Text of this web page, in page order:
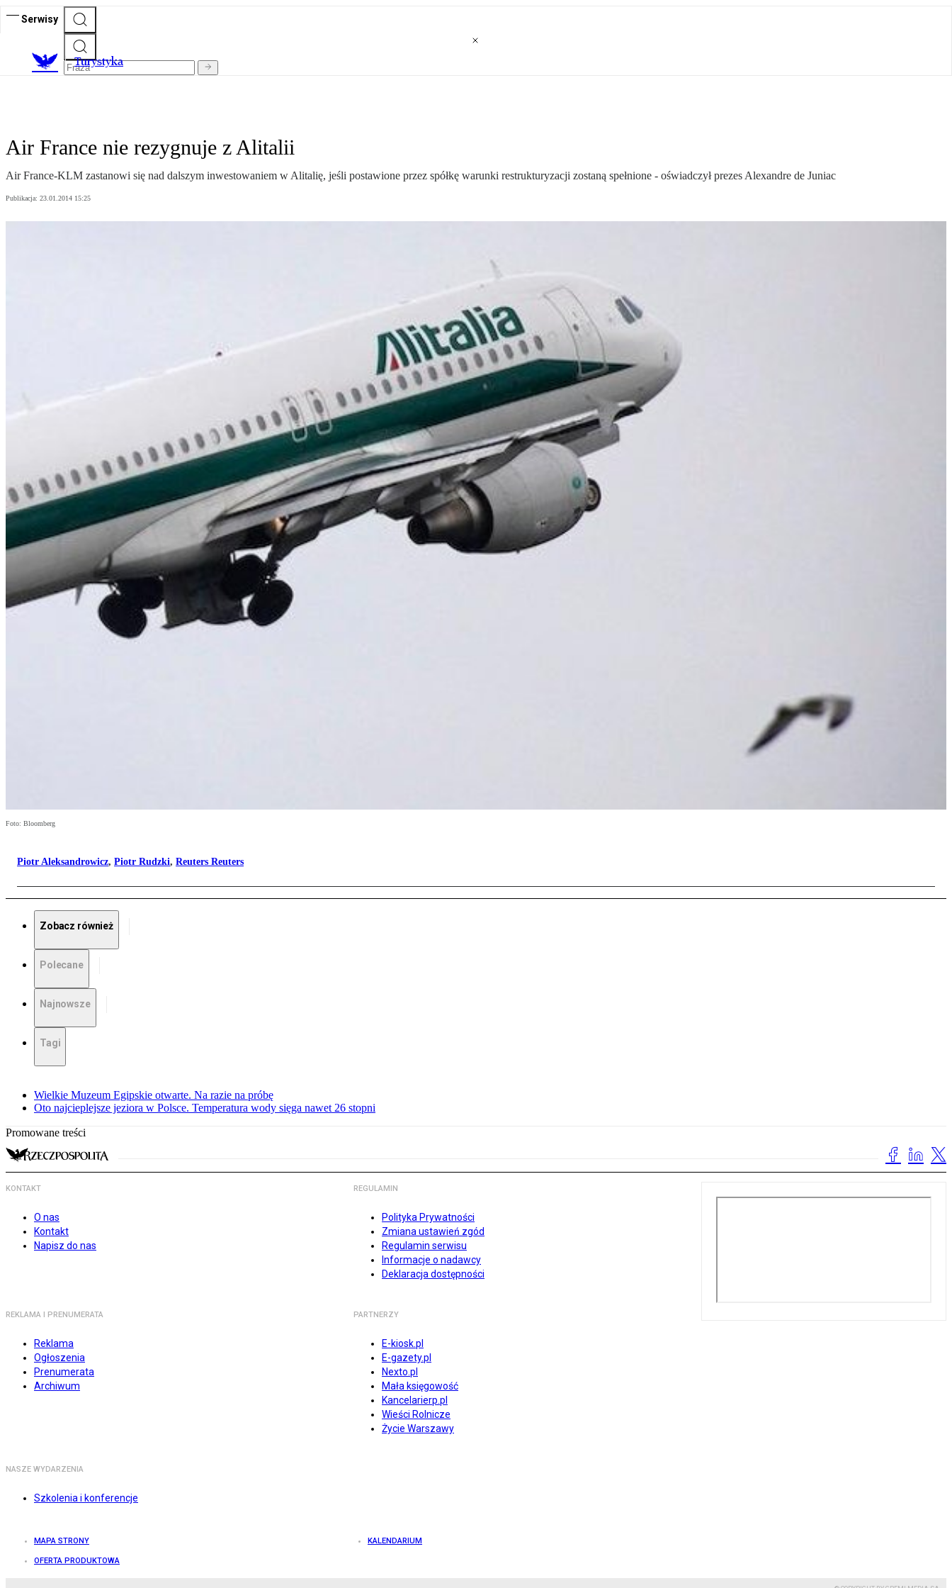
Serwisy
Turystyka
Air France nie rezygnuje z Alitalii
Air France-KLM zastanowi się nad dalszym inwestowaniem w Alitalię, jeśli postawione przez spółkę warunki restrukturyzacji zostaną spełnione - oświadczył prezes Alexandre de Juniac
Publikacja: 23.01.2014 15:25
Foto: Bloomberg
Piotr Aleksandrowicz, Piotr Rudzki, Reuters Reuters
Zobacz również
Polecane
Najnowsze
Tagi
Wielkie Muzeum Egipskie otwarte. Na razie na próbę
Oto najcieplejsze jeziora w Polsce. Temperatura wody sięga nawet 26 stopni
Promowane treści
KONTAKT
O nas
Kontakt
Napisz do nas
REGULAMIN
Polityka Prywatności
Zmiana ustawień zgód
Regulamin serwisu
Informacje o nadawcy
Deklaracja dostępności
REKLAMA I PRENUMERATA
Reklama
Ogłoszenia
Prenumerata
Archiwum
PARTNERZY
E-kiosk.pl
E-gazety.pl
Nexto.pl
Mała księgowość
Kancelarierp.pl
Wieści Rolnicze
Życie Warszawy
NASZE WYDARZENIA
Szkolenia i konferencje
MAPA STRONY KALENDARIUM
OFERTA PRODUKTOWA